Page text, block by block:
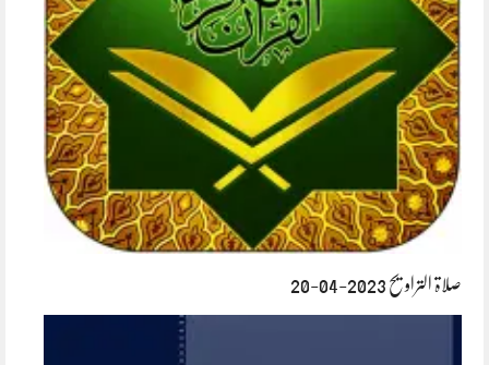
صلاۃ التراویح 2023-04-20